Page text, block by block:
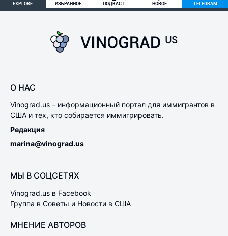
EXPLORE ИЗБРАННОЕ ПОДКАСТ НОВОЕ TELEGRAM
О НАС
Vinograd.us – информационный портал для иммигрантов в
США и тех, кто собирается иммигрировать.
Редакция
marina@vinograd.us
МЫ В СОЦСЕТЯХ
Vinograd.us в Facebook
Группа в Советы и Новости в США
МНЕНИЕ АВТОРОВ